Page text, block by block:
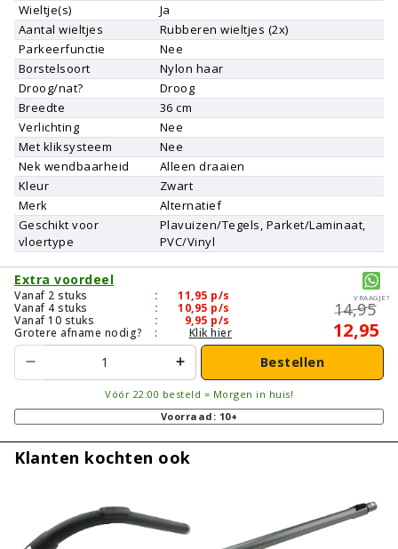
Wieltje(s)
Ja
Aantal wieltjes
Rubberen wieltjes (2x)
Parkeerfunctie
Nee
Borstelsoort
Nylon haar
Droog/nat?
Droog
Breedte
36 cm
Verlichting
Nee
Met kliksysteem
Nee
Nek wendbaarheid
Alleen draaien
Kleur
Zwart
Merk
Alternatief
Geschikt voor
vloertype
Plavuizen/Tegels, Parket/Laminaat,
PVC/Vinyl
Vraagje?
Extra voordeel
Vanaf 2 stuks : 11,95 p/s
Vanaf 4 stuks
: 10,95 p/s
Vanaf 10 stuks
: 9,95 p/s
Grotere afname nodig?
: Klik hier
14,95
12,95
Bestellen
Vóór 22:00 besteld = Morgen in huis!
Voorraad: 10+
Klanten kochten ook